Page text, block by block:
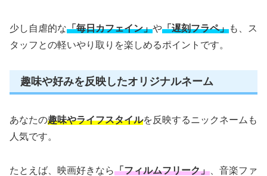
少し自虐的な「毎日カフェイン」や「遅刻フラペ」も、ス
タッフとの軽いやり取りを楽しめるポイントです。
趣味や好みを反映したオリジナルネーム
あなたの趣味やライフスタイルを反映するニックネームも
人気です。
たとえば、映画好きなら「フィルムフリーク」 、音楽ファ